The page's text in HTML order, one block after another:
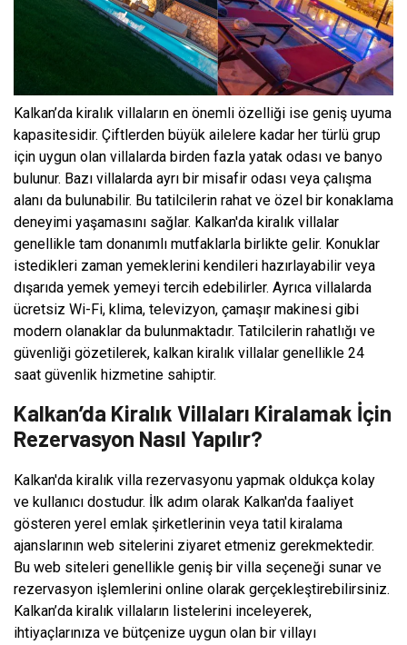
Kalkan’da kiralık villaların en önemli özelliği ise geniş uyuma
kapasitesidir. Çiftlerden büyük ailelere kadar her türlü grup
için uygun olan villalarda birden fazla yatak odası ve banyo
bulunur. Bazı villalarda ayrı bir misafir odası veya çalışma
alanı da bulunabilir. Bu tatilcilerin rahat ve özel bir konaklama
deneyimi yaşamasını sağlar. Kalkan'da kiralık villalar
genellikle tam donanımlı mutfaklarla birlikte gelir. Konuklar
istedikleri zaman yemeklerini kendileri hazırlayabilir veya
dışarıda yemek yemeyi tercih edebilirler. Ayrıca villalarda
ücretsiz Wi-Fi, klima, televizyon, çamaşır makinesi gibi
modern olanaklar da bulunmaktadır. Tatilcilerin rahatlığı ve
güvenliği gözetilerek, kalkan kiralık villalar genellikle 24
saat güvenlik hizmetine sahiptir.
Kalkan’da Kiralık Villaları Kiralamak İçin
Rezervasyon Nasıl Yapılır?
Kalkan'da kiralık villa rezervasyonu yapmak oldukça kolay
ve kullanıcı dostudur. İlk adım olarak Kalkan'da faaliyet
gösteren yerel emlak şirketlerinin veya tatil kiralama
ajanslarının web sitelerini ziyaret etmeniz gerekmektedir.
Bu web siteleri genellikle geniş bir villa seçeneği sunar ve
rezervasyon işlemlerini online olarak gerçekleştirebilirsiniz.
Kalkan’da kiralık villaların listelerini inceleyerek,
ihtiyaçlarınıza ve bütçenize uygun olan bir villayı